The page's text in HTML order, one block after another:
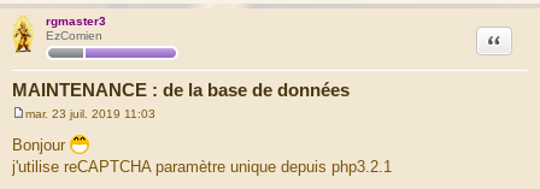
rgmaster3
EzComien
MAINTENANCE : de la base de données
Citation
s
s
mar. 23 juil. 2019 11:03
Bonjour
j'utilise reCAPTCHA paramètre unique depuis php3.2.1